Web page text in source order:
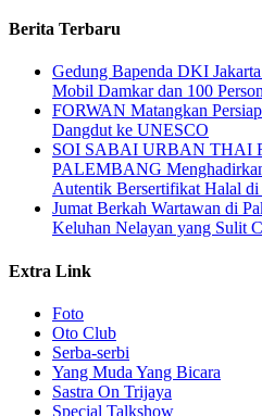
Berita Terbaru
Gedung Bapenda DKI
Mobil Damkar dan 100
FORWAN Matangkan
Dangdut ke UNESCO
SOI SABAI URBAN THAI
PALEMBANG
Autentik Bersertifikat Halal
Jumat Berkah Wartawan di
Keluhan Nelayan yang Sulit
Extra Link
Foto
Oto Club
Serba-serbi
Yang Muda Yang Bicara
Sastra On Trijaya
Special Talkshow